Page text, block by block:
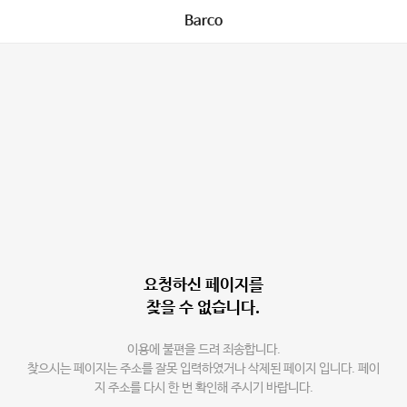
Barco
요청하신 페이지를
찾을 수 없습니다.
이용에 불편을 드려 죄송합니다.
찾으시는 페이지는 주소를 잘못 입력하였거나 삭제된 페이지 입니다. 페이
지 주소를 다시 한 번 확인해 주시기 바랍니다.